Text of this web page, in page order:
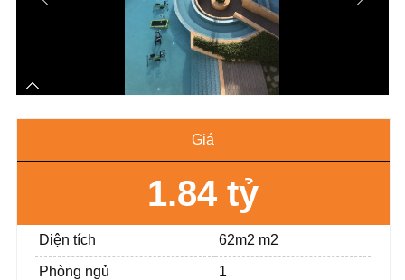
Giá
1.84 tỷ
Diện tích 62m2 m2
Phòng ngủ 1